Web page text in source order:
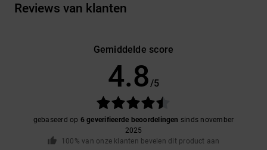
Reviews van klanten
Gemiddelde score
4.8/5
gebaseerd op 6 geverifieerde beoordelingen sinds november
2025
100% van onze klanten bevelen dit product aan